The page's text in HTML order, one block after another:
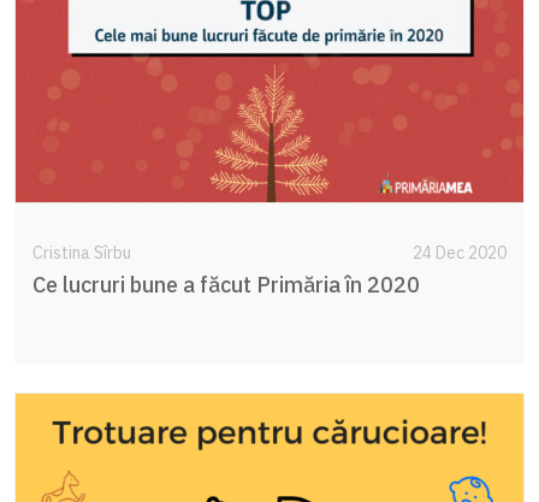
Cristina Sîrbu 24 Dec 2020
Ce lucruri bune a făcut Primăria în 2020